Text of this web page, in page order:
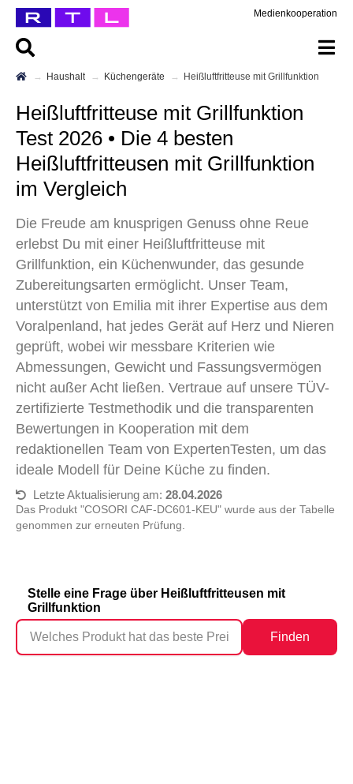
Medienkooperation
Haushalt Küchengeräte Heißluftfritteuse mit Grillfunktion
Heißluftfritteuse mit Grillfunktion
Test 2026 • Die 4 besten
Heißluftfritteusen mit Grillfunktion
im Vergleich
Die Freude am knusprigen Genuss ohne Reue
erlebst Du mit einer Heißluftfritteuse mit
Grillfunktion, ein Küchenwunder, das gesunde
Zubereitungsarten ermöglicht. Unser Team,
unterstützt von Emilia mit ihrer Expertise aus dem
Voralpenland, hat jedes Gerät auf Herz und Nieren
geprüft, wobei wir messbare Kriterien wie
Abmessungen, Gewicht und Fassungsvermögen
nicht außer Acht ließen. Vertraue auf unsere TÜV-
zertifizierte Testmethodik und die transparenten
Bewertungen in Kooperation mit dem
redaktionellen Team von ExpertenTesten, um das
ideale Modell für Deine Küche zu finden.
Letzte Aktualisierung am: 28.04.2026
Das Produkt "COSORI CAF-DC601-KEU" wurde aus der Tabelle
genommen zur erneuten Prüfung.
Stelle eine Frage über Heißluftfritteusen mit
Grillfunktion
Finden